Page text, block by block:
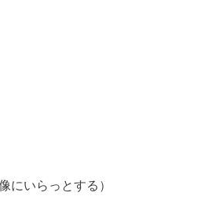
にいらっとする）